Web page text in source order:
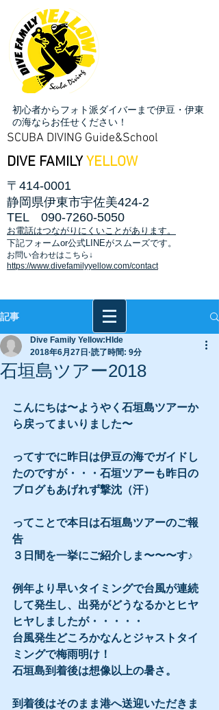
初心者からフォト派ダイバーまで伊豆・伊東
の海ならお任せください！
SCUBA DIVING Guide&School
DIVE FAMILY YELLOW
〒414-0001
静岡県伊東市宇佐美424-2
TEL 090-7260-5050
お電話はつながりにくいことがあります。
​下記フォームor公式LINEがスムーズです。
お問い合わせはこちら↓
https://www.divefamilyyellow.com/contact
記事
石垣島ツアー2018
Dive Family Yellow:HIde
2018年6月27日 読了時間: 9分
こんにちは〜ようやく石垣島ツアーか
ら戻ってまいりました〜
ってすでに昨日は伊豆の海でガイドし
たのですが・・・石垣ツアーも昨日の
ブログもあげれず撃沈（汗）
ってことで本日は石垣島ツアーのご報
告
３日間を一挙にご紹介しま〜〜〜す♪
例年より早いタイミングで台風が連続
して発生し、出発がどうなるかとヒヤ
ヒヤしましたが・・・・・
台風発生どころかなんとジャストタイ
ミングで梅雨明け！
石垣島到着後は想像以上の暑さ。
到着後はそのまま港へ送迎いただきま